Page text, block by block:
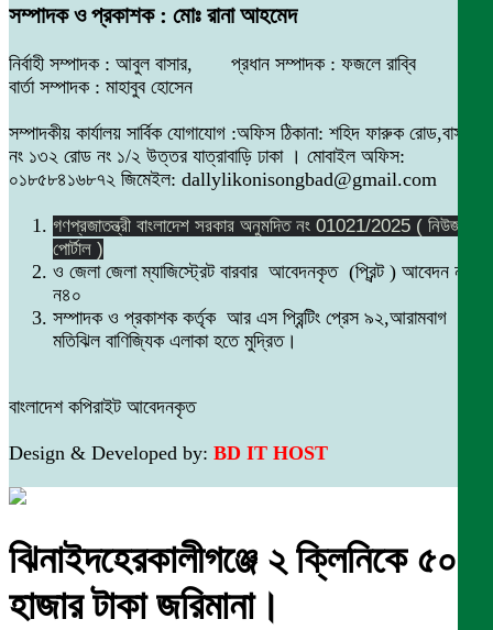
সম্পাদক ও প্রকাশক : মোঃ রানা আহমেদ
নির্বাহী সম্পাদক : আবুল বাসার, প্রধান সম্পাদক : ফজলে রাব্বি
বার্তা সম্পাদক : মাহাবুব হোসেন
সম্পাদকীয় কার্যালয় সার্বিক যোগাযোগ :অফিস ঠিকানা: শহিদ ফারুক রোড,বাসা
নং ১৩২ রোড নং ১/২ উত্তর যাত্রাবাড়ি ঢাকা । মোবাইল অফিস:
০১৮৫৮৪১৬৮৭২ জিমেইল: dallylikonisongbad@gmail.com
গণপ্রজাতন্ত্রী বাংলাদেশ সরকার অনুমদিত নং 01021/2025 ( নিউজ
পোর্টাল )
ও জেলা জেলা ম্যাজিস্ট্রেট বারবার আবেদনকৃত (প্রিন্ট ) আবেদন নং
ন৪০
সম্পাদক ও প্রকাশক কর্তৃক আর এস প্রিন্টিং প্রেস ৯২,আরামবাগ
মতিঝিল বাণিজ্যিক এলাকা হতে মুদ্রিত।
বাংলাদেশ কপিরাইট আবেদনকৃত
Design & Developed by: BD IT HOST
ঝিনাইদহেরকালীগঞ্জে ২ ক্লিনিকে ৫০
হাজার টাকা জরিমানা।